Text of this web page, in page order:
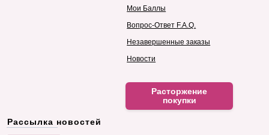
Мои Баллы
Вопрос-Ответ F.A.Q.
Незавершенные заказы
Новости
Расторжение
покупки
Рассылка новостей